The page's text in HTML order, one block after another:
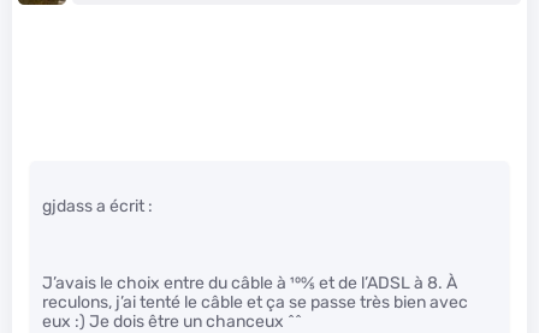
gjdass a écrit :
J’avais le choix entre du câble à 100⁄5 et de l’ADSL à 8. À
reculons, j’ai tenté le câble et ça se passe très bien avec
eux :) Je dois être un chanceux ^^